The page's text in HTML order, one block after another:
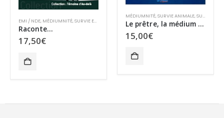
EMI / NDE, MÉDIUMNITÉ,SURVIE ET PARANORMAL
Raconte…
17,50€
MÉDIUMNITÉ,SURVIE ANIMALE,SURVIE ET PARANORMAL
Le prêtre, la médium et le chien
15,00€